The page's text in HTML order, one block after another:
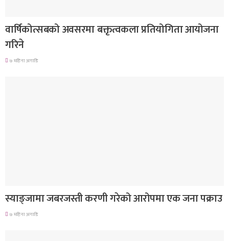
वार्षिकोत्सबको अवसरमा बक्तृत्वकला प्रतियोगिता आयोजना
गरिने
७ महिना अगाडि
स्याङ्जामा जबरजस्ती करणी गरेको आरोपमा एक जना पक्राउ
७ महिना अगाडि